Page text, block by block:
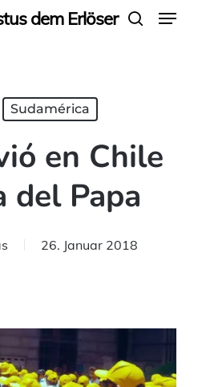
dem Erlöser Menu
Sudamérica
en Chile
del Papa
26. Januar 2018